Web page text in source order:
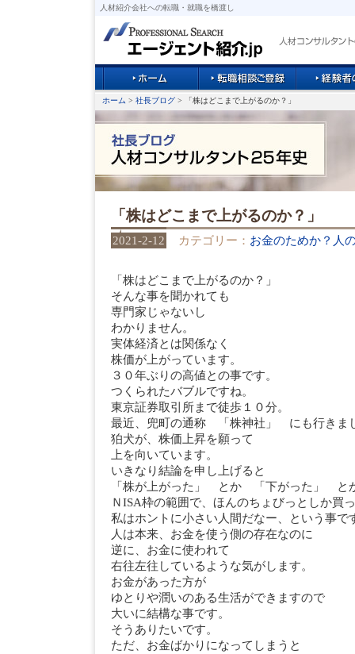
人材紹介会社への転職・就職を橋渡し
ホーム > 社長ブログ > 「株はどこまで上がるのか？」
「株はどこまで上がるのか？」
2021-2-12 カテゴリー： お金のためか？人
「株はどこまで上がるのか？」
そんな事を聞かれても
専門家じゃないし
わかりません。
実体経済とは関係なく
株価が上がっています。
３０年ぶりの高値との事です。
つくられたバブルですね。
東京証券取引所まで徒歩１０分。
最近、兜町の通称 「株神社」 にも行きま
狛犬が、株価上昇を願って
上を向いています。
いきなり結論を申し上げると
「株が上がった」 とか 「下がった」 と
ＮISA枠の範囲で、ほんのちょびっとしか買
私はホントに小さい人間だなー、という事で
人は本来、お金を使う側の存在なのに
逆に、お金に使われて
右往左往しているような気がします。
お金があった方が
ゆとりや潤いのある生活ができますので
大いに結構な事です。
そうありたいです。
ただ、お金ばかりになってしまうと